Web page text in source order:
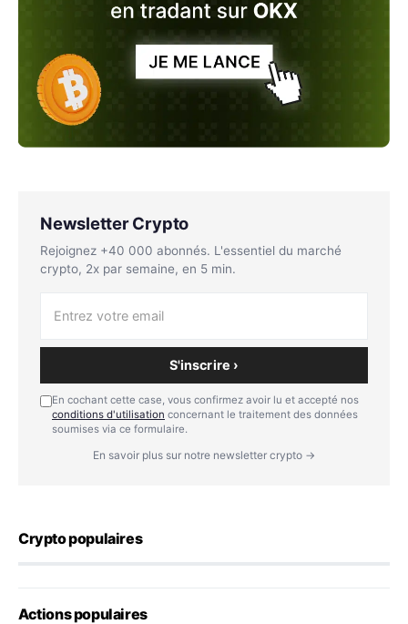
Newsletter Crypto
Rejoignez +40 000 abonnés. L'essentiel du marché
crypto, 2x par semaine, en 5 min.
S'inscrire ›
En cochant cette case, vous confirmez avoir lu et accepté nos
conditions d'utilisation concernant le traitement des données
soumises via ce formulaire.
En savoir plus sur notre newsletter crypto →
Crypto populaires
Actions populaires